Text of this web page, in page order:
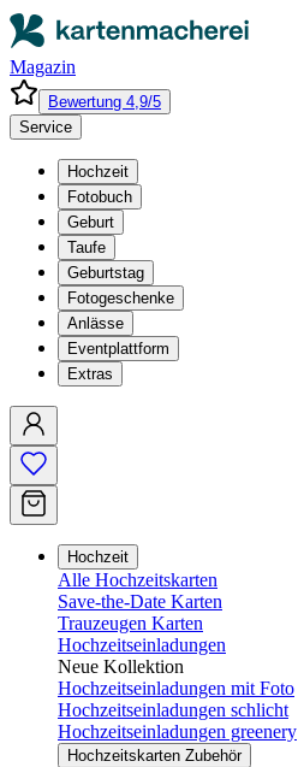
Magazin
Bewertung 4,9/5
Service
Hochzeit
Fotobuch
Geburt
Taufe
Geburtstag
Fotogeschenke
Anlässe
Eventplattform
Extras
Hochzeit
Alle Hochzeitskarten
Save-the-Date Karten
Trauzeugen Karten
Hochzeitseinladungen
Neue Kollektion
Hochzeitseinladungen mit Foto
Hochzeitseinladungen schlicht
Hochzeitseinladungen greenery
Hochzeitskarten Zubehör